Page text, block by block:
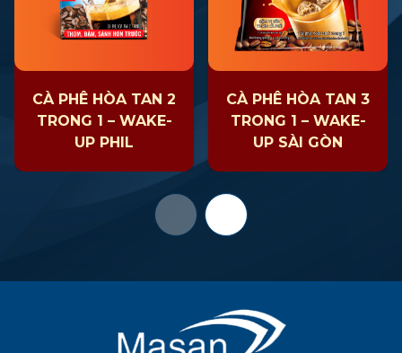
CÀ PHÊ HÒA TAN 2
TRONG 1 – WAKE-
UP PHIL
CÀ PHÊ HÒA TAN 3
TRONG 1 – WAKE-
UP SÀI GÒN